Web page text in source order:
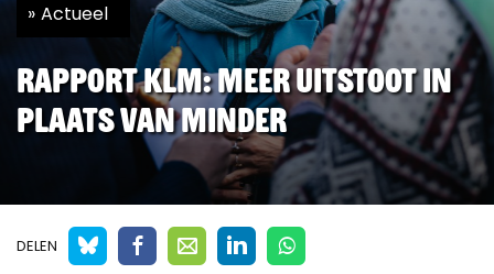
Actueel
Rapport KLM: meer uitstoot in
plaats van minder
DELEN